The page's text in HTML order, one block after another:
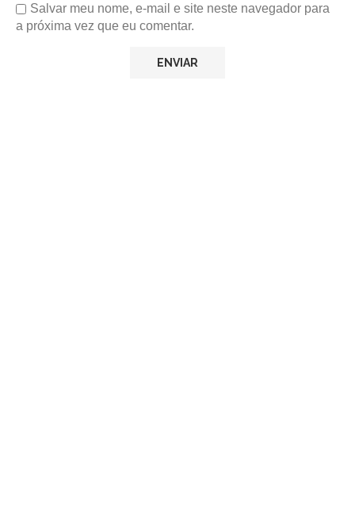
Salvar meu nome, e-mail e site neste navegador para
a próxima vez que eu comentar.